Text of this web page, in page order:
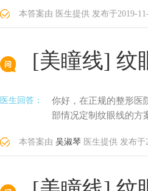
本答案由 医生提供 发布于2019-
[美瞳线] 纹
医生回答：
你好，在正规的整形医
部情况定制纹眼线的方
本答案由 吴淑琴 医生提供 发布于